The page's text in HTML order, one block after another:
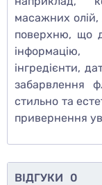
масажних олій,
поверхню, що
інгредієнти,
забарвлення
стильно та
привернення
ВІДГУКИ 0